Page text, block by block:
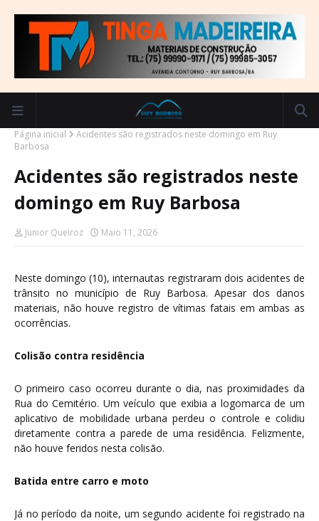
Página inicial
Acidentes são registrados neste domingo em Ruy
Barbosa
Acidentes são registrados neste
domingo em Ruy Barbosa
Junior Queiroz Maio 11, 2026
Neste domingo (10), internautas registraram dois acidentes de
trânsito no município de Ruy Barbosa. Apesar dos danos
materiais, não houve registro de vítimas fatais em ambas as
ocorrências.
Colisão contra residência
O primeiro caso ocorreu durante o dia, nas proximidades da
Rua do Cemitério. Um veículo que exibia a logomarca de um
aplicativo de mobilidade urbana perdeu o controle e colidiu
diretamente contra a parede de uma residência. Felizmente,
não houve feridos nesta colisão.
Batida entre carro e moto
Já no período da noite, um segundo acidente foi registrado na